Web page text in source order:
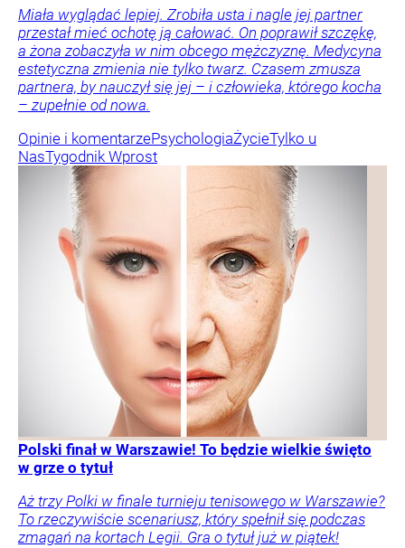
Miała wyglądać lepiej. Zrobiła usta i nagle jej partner
przestał mieć ochotę ją całować. On poprawił szczękę,
a żona zobaczyła w nim obcego mężczyznę. Medycyna
estetyczna zmienia nie tylko twarz. Czasem zmusza
partnera, by nauczył się jej – i człowieka, którego kocha
– zupełnie od nowa.
Opinie i komentarzePsychologiaŻycieTylko u
NasTygodnik Wprost
Polski finał w Warszawie! To będzie wielkie święto
w grze o tytuł
Aż trzy Polki w finale turnieju tenisowego w Warszawie?
To rzeczywiście scenariusz, który spełnił się podczas
zmagań na kortach Legii. Gra o tytuł już w piątek!